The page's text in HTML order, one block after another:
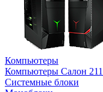
Компьютеры
Компьютеры Салон
Системные блоки